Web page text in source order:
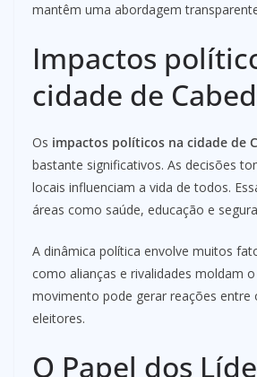
mantêm uma abordagem
Impactos
cidade de
Os impactos políticos na cidade de
bastante significativos. As decisões
locais influenciam a vida de todos.
áreas como saúde, educação e
A dinâmica política envolve muitos
como alianças e rivalidades moldam
movimento pode gerar reações entre
eleitores.
O Papel dos